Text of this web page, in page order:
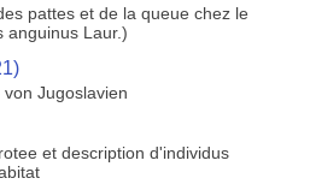
pattes et de la queue chez le
anguinus Laur.)
Jugoslavien
et description d'individus